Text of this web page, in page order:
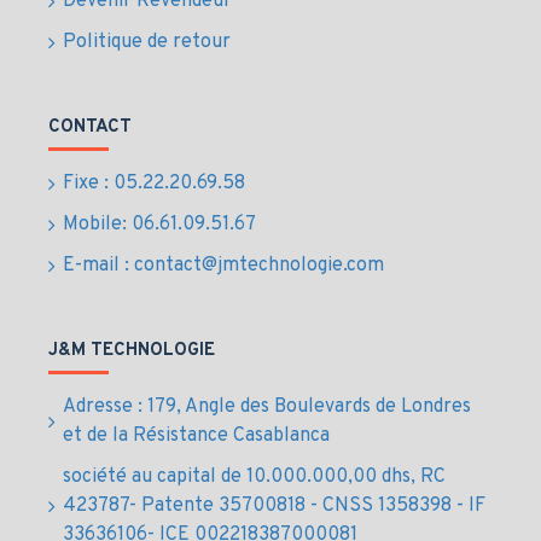
Processeur Intel Core Ultra 5 125U, 12 cœurs,
fréquence turbo jusqu’à 4,3 GHz
Stockage SSD NVMe 512 Go M.2 rapide et fiable
pour vos données
Écran 15,6" Full HD (1920 x 1080) anti-reflet
offrant un confort optimal
Système d’exploitation Windows 11 Professionnel
préinstallé
Design professionnel robuste, léger et adapté à la
mobilité
Installation, configuration et support technique
assurés par J&M Technologie au Maroc
Livraison rapide et sécurisée sur tout le territoire
marocain
Politique de retour
CONTACT
Fixe : 05.22.20.69.58
Mobile: 06.61.09.51.67
E-mail : contact@jmtechnologie.com
J&M TECHNOLOGIE
Adresse : 179, Angle des Boulevards de Londres
et de la Résistance Casablanca
société au capital de 10.000.000,00 dhs, RC
423787- Patente 35700818 - CNSS 1358398 - IF
33636106- ICE 002218387000081